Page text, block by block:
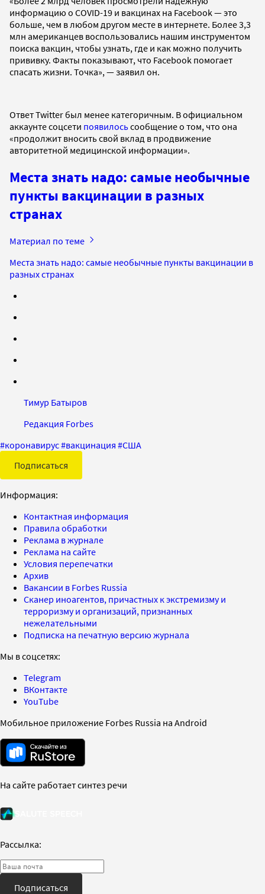
информацию о COVID-19 и вакцинах на Facebook — это
больше, чем в любом другом месте в интернете. Более 3,3
млн американцев воспользовались нашим инструментом
поиска вакцин, чтобы узнать, где и как можно получить
прививку. Факты показывают, что Facebook помогает
спасать жизни. Точка», — заявил он.
Ответ Twitter был менее категоричным. В официальном
аккаунте соцсети появилосьсообщение о том, что она
«продолжит вносить свой вклад в продвижение
авторитетной медицинской информации».
Места знать надо: самые необычные
пункты вакцинации в разных
странах
Материал по теме
Места знать надо: самые необычные пункты вакцинации в
разных странах
Тимур Батыров
Редакция Forbes
#коронавирус#вакцинация #США
Подписаться
Информация:
Контактная информация
Правила обработки
Реклама в журнале
Реклама на сайте
Условия перепечатки
Архив
Вакансии в Forbes Russia
Сканер иноагентов, причастных к экстремизму и
терроризму и организаций, признанных
нежелательными
Подписка на печатную версию журнала
Мы в соцсетях:
Telegram
ВКонтакте
YouTube
Мобильное приложение Forbes Russia на Android
На сайте работает синтез речи
Рассылка:
Подписаться